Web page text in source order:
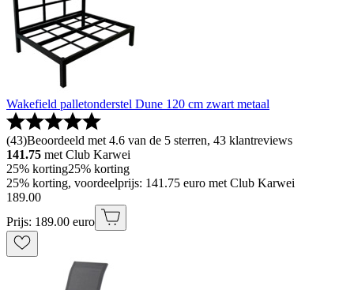
Wakefield palletonderstel Dune 120 cm zwart metaal
(43)Beoordeeld met 4.6 van de 5 sterren, 43 klantreviews
141.75 met Club Karwei
25% korting25% korting
25% korting, voordeelprijs: 141.75 euro met Club Karwei
189.00
Prijs: 189.00 euro